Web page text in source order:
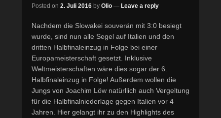
Posted on 2. Juli 2016 by Olio — Leave a reply
Nachdem die Slowakei souverän mit 3:0 besiegt
wurde, sind nun alle Segel auf Italien und den
dritten Halbfinaleinzug in Folge bei einer
Europameisterschaft gesetzt. Inklusive
Weltmeisterschaften wäre dies sogar der 6.
Halbfinaleinzug in Folge! Außerdem wollen die
Jungs von Joachim Löw natürllich auch Vergeltung
für die Halbfinalniederlage gegen Italien vor 4
Jahren. Hier gelangt ihr zu den Highlights des